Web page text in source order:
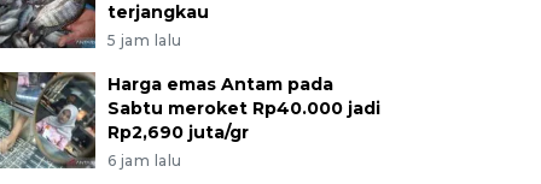
terjangkau
5 jam lalu
Harga emas Antam pada
Sabtu meroket Rp40.000 jadi
Rp2,690 juta/gr
6 jam lalu